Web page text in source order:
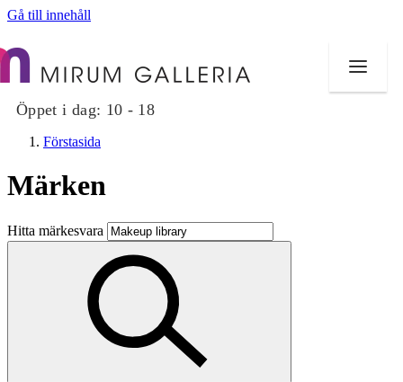
Gå till innehåll
Öppet i dag: 10 - 18
Butiker
Mat och dryck
Evenemang
Förstasida
Märken
Hitta märkesvara